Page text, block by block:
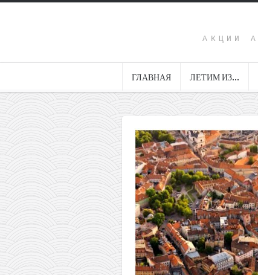
АКЦИИ
ГЛАВНАЯ ЛЕТИМ ИЗ…